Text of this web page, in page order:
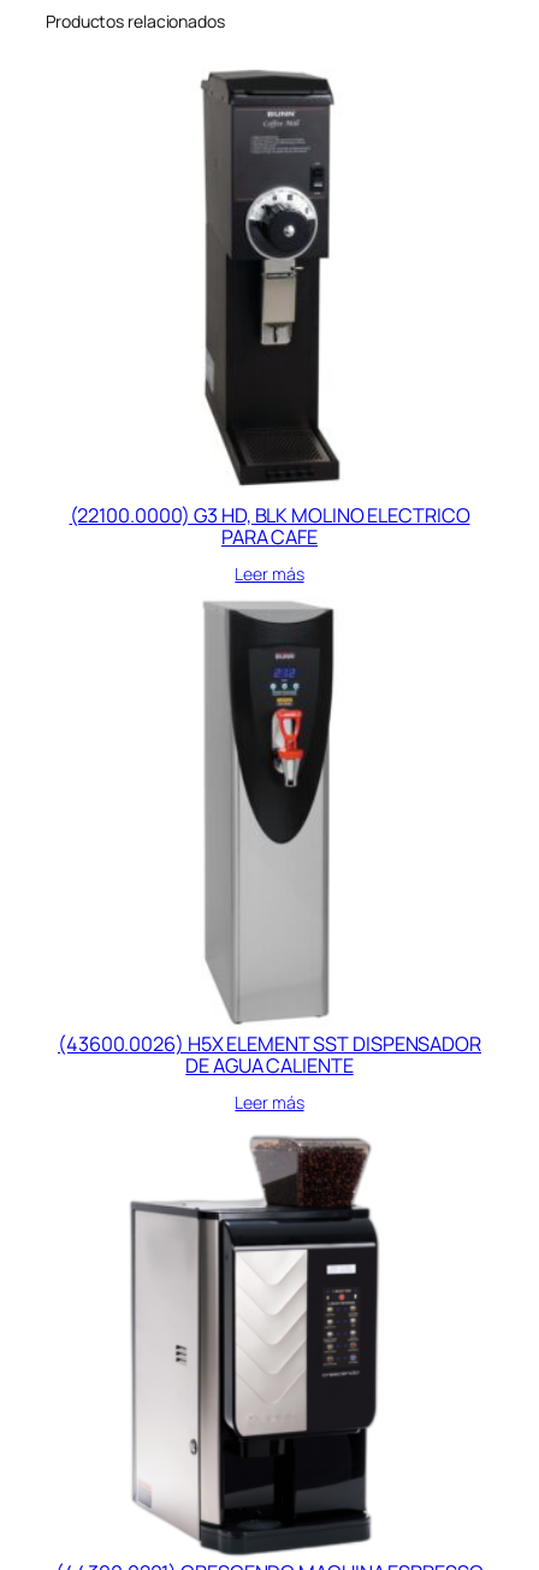
Productos relacionados
(22100.0000) G3 HD, BLK MOLINO ELECTRICO
PARA CAFE
Leer más
(43600.0026) H5X ELEMENT SST DISPENSADOR
DE AGUA CALIENTE
Leer más